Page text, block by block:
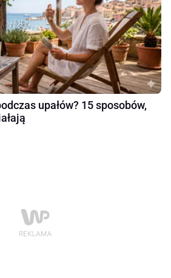
upałów? 15 sposobów,